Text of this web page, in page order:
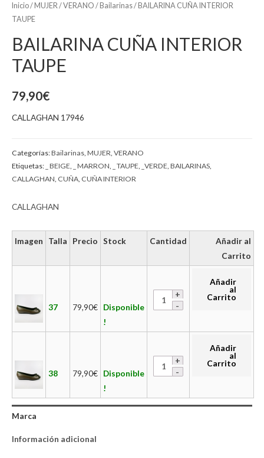
Inicio/ MUJER /VERANO / Bailarinas/ BAILARINA CUÑA INTERIOR
TAUPE
BAILARINA CUÑA INTERIOR
TAUPE
79,90€
CALLAGHAN 17946
Categorías:Bailarinas MUJER VERANO
Etiquetas: _ BEIGE _ MARRON _ TAUPE _VERDE BAILARINAS
CALLAGHAN CUÑA CUÑA INTERIOR
CALLAGHAN
Imagen Talla Precio Stock Cantidad
Añadir al
Carrito
37 79,90€ Disponible
!
Añadir
al
Carrito
38 79,90€ Disponible
!
Añadir
al
Carrito
Marca
Información adicional